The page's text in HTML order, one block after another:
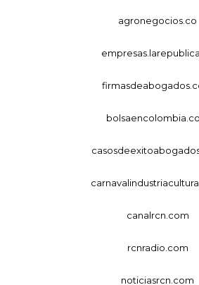
agronegocios.co
canalrcn.com
rcnradio.com
noticiasrcn.com